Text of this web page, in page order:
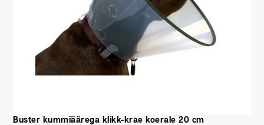
Buster kummiäärega klikk-krae koerale 20 cm